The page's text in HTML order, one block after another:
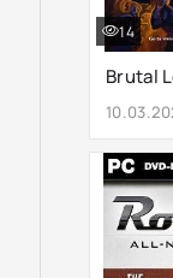
Brutal
14